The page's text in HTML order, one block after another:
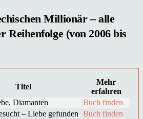
Millionär – alle
Reihenfolge (von 2006 bis
Titel
Mehr
erfahren
Diamanten
Buch finden
– Liebe gefunden Buch finden